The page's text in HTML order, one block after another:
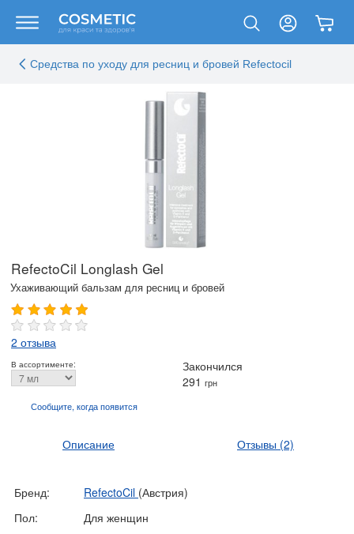
Средства по уходу для ресниц и бровей Refectocil
RefectoCil Longlash Gel
Ухаживающий бальзам для ресниц и бровей
2 отзыва
В ассортименте:
Закончился
291 грн
Сообщите, когдапоявится
Описание Отзывы (2)
Бренд: RefectoCil (Австрия)
Пол:
Для женщин